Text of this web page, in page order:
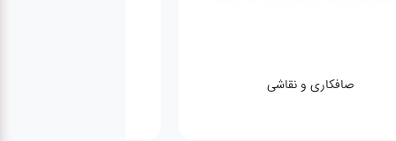
صافکاری و نقاشی